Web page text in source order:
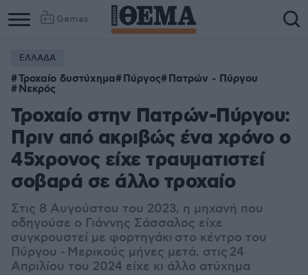
Games
ΕΛΛΑΔΑ
Τροχαίο δυστύχημα Πύργος Πατρών - Πύργου
Νεκρός
Τροχαίο στην Πατρών-Πύργου:
Πριν από ακριβώς ένα χρόνο ο
45χρονος είχε τραυματιστεί
σοβαρά σε άλλο τροχαίο
Στις 8 Αυγούστου του 2023, η μηχανή που
οδηγούσε ο Γιάννης Σάσσαλος είχε
συγκρουστεί με φορτηγάκι στο κέντρο του
Πύργου - Μερικούς μήνες μετά, στις 24
Απριλίου του 2024 είχε κι άλλο ατύχημα